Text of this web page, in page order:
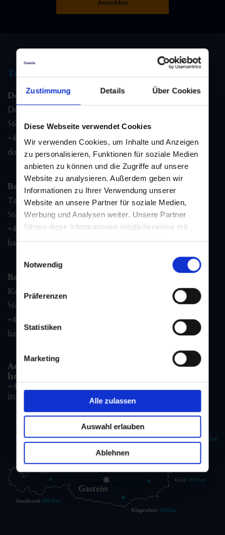
Zustimmung Details Über Cookies
Diese Webseite verwendet Cookies
Wir verwenden Cookies, um Inhalte und Anzeigen
zu personalisieren, Funktionen für soziale Medien
anbieten zu können und die Zugriffe auf unsere
Website zu analysieren. Außerdem geben wir
Informationen zu Ihrer Verwendung unserer
Website an unsere Partner für soziale Medien,
Werbung und Analysen weiter. Unsere Partner
führen diese Informationen möglicherweise mit
Nutzung der Dienste gesammelt haben.
Notwendig
Präferenzen
Statistiken
Marketing
Alle zulassen
Auswahl erlauben
Ablehnen
Tourist information
Dorfgastein
Dorfstraße 1,
5632 Dorfgastein
+43 6432 3393 460
dorfgastein@gastein.com
Bad Hofgastein
Tauernplatz 1,
5630 Bad Hofgastein
+43 6432 3393 260
badhofgastein@gastein.com
Bad Gastein
Kaiser Franz Josefstr. 27,
5640
+43 6432 3393 560
badgastein@gastein.com
Accommodation information & Booking
hotline:
+43 6432 3393 990
info@gastein.com